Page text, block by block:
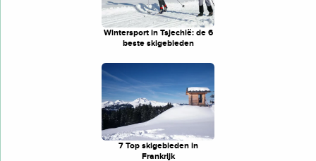
Wintersport in Tsjechië: de 6
beste skigebieden
7 Top skigebieden in
Frankrijk